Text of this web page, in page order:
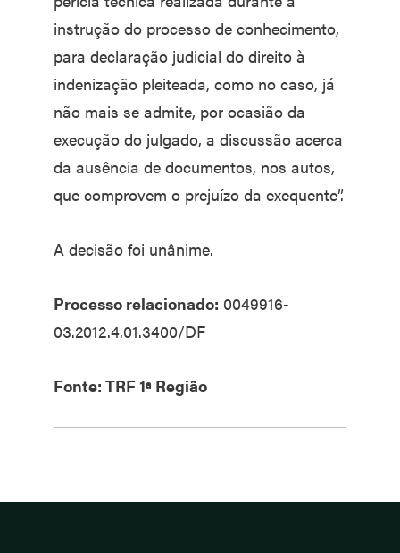
instrução do processo de conhecimento,
para declaração judicial do direito à
indenização pleiteada, como no caso, já
não mais se admite, por ocasião da
execução do julgado, a discussão acerca
da ausência de documentos, nos autos,
que comprovem o prejuízo da exequente”.
A decisão foi unânime.
Processo relacionado: 0049916-
03.2012.4.01.3400/DF
Fonte: TRF 1ª Região